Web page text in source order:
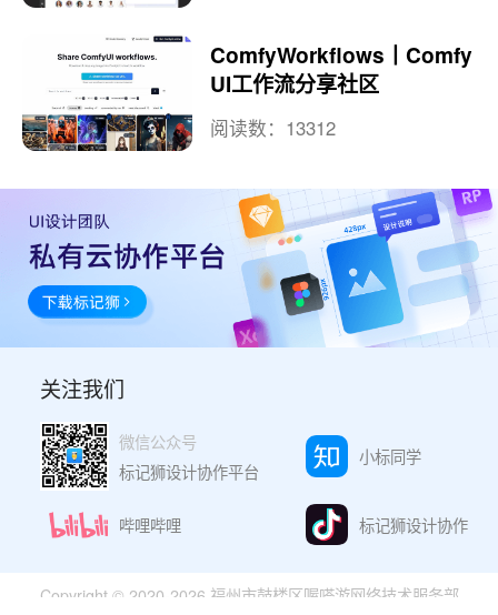
ComfyWorkflows丨Comfy
UI工作流分享社区
阅读数：13312
关注我们
微信公众号
标记狮设计协作平台
小标同学
哔哩哔哩 标记狮设计协作
Copyright © 2020-2026 福州市鼓楼区喔嗒游网络技术服务部